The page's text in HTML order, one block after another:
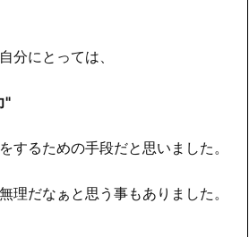
分にとっては、
"
するための手段だと思いました。
理だなぁと思う事もありました。